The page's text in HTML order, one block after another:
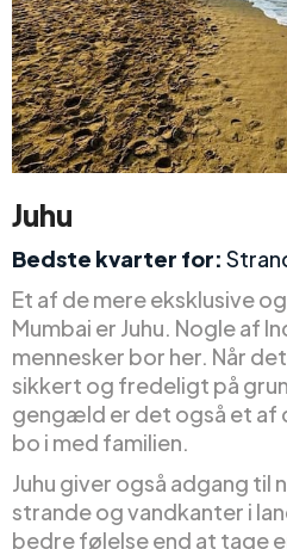
Juhu
Bedste kvarter for:
Et af de mere eksklusive
Mumbai er Juhu. Nogle af
mennesker bor her. Når
sikkert og fredeligt på
gengæld er det også et af
bo i med familien.
Juhu giver også adgang til
strande og vandkanter i
bedre følelse end at tage